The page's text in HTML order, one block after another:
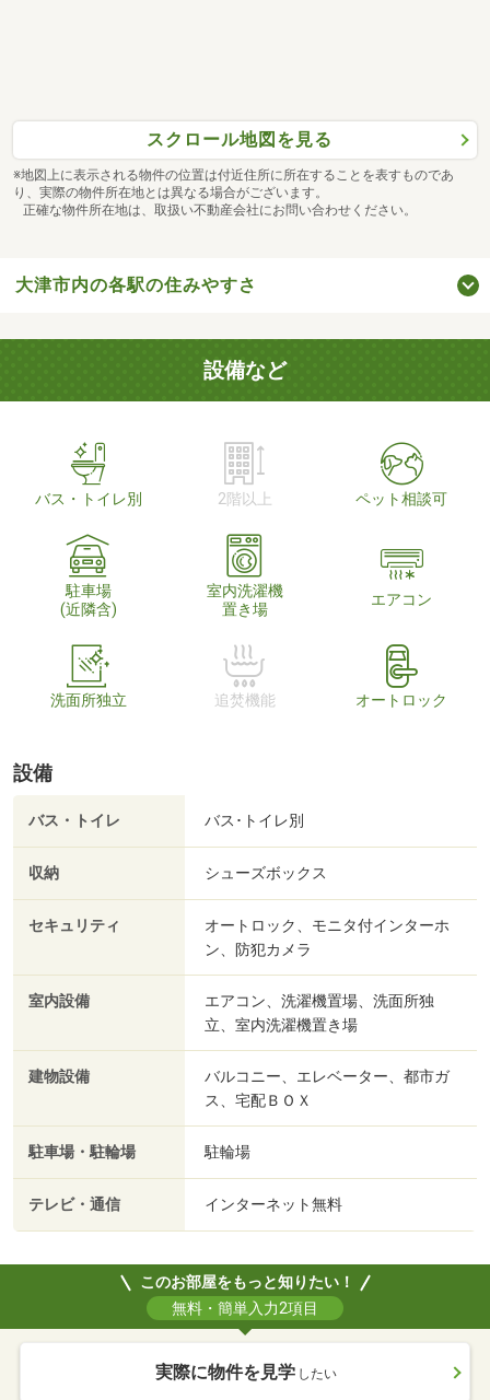
スクロール地図を見る
※地図上に表示される物件の位置は付近住所に所在することを表すものであ
り、実際の物件所在地とは異なる場合がございます。
正確な物件所在地は、取扱い不動産会社にお問い合わせください。
大津市内の各駅の住みやすさ
設備など
バス・トイレ別 2階以上 ペット相談可
駐車場
(近隣含)
室内洗濯機
置き場
エアコン
洗面所独立 追焚機能 オートロック
設備
バス・トイレ バス･トイレ別
収納 シューズボックス
セキュリティ
オートロック、モニタ付インターホ
ン、防犯カメラ
室内設備
エアコン、洗濯機置場、洗面所独
立、室内洗濯機置き場
建物設備
バルコニー、エレベーター、都市ガ
ス、宅配ＢＯＸ
駐車場・駐輪場 駐輪場
テレビ・通信 インターネット無料
このお部屋をもっと知りたい！
無料・簡単入力2項目
実際に物件を見学 したい